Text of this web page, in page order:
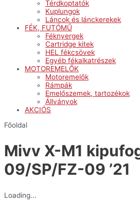
Térdkoptatók
Kuplungok
Láncok és lánckerekek
FÉK, FUTÓMŰ
Féknyergek
Cartridge kitek
HEL fékcsövek
Egyéb fékalkatrészek
MOTOREMELŐK
Motoremelők
Rámpák
Emelőszemek, tartozékok
Állványok
AKCIÓS
Főoldal
Mivv X-M1
09/SP/FZ-09 ’21
Loading...